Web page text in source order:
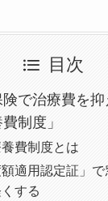
目次
で治療費を
制度」
費制度とは
額適用認定証」
する